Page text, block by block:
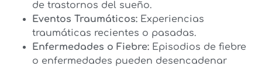
de trastornos del sueño.
Eventos Traumáticos: Experiencias
traumáticas recientes o pasadas.
Enfermedades o Fiebre: Episodios de fiebre
o enfermedades pueden desencadenar